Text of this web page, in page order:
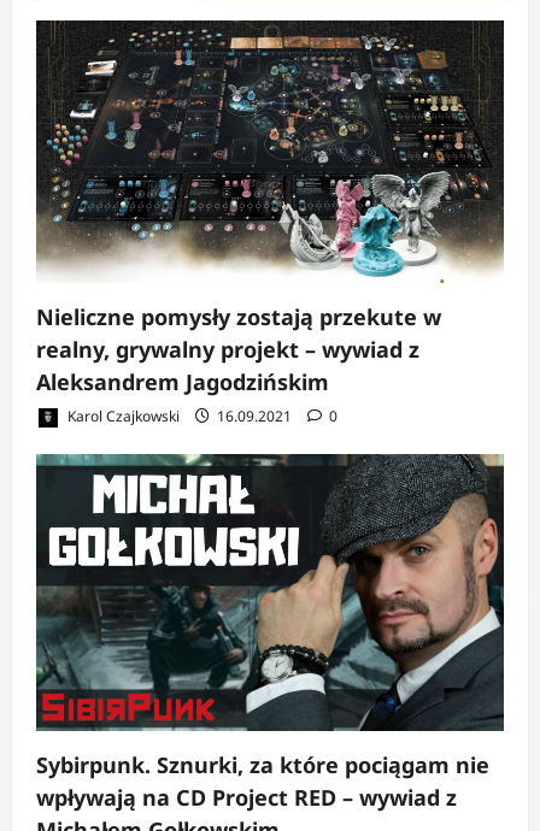
Nieliczne pomysły zostają przekute w
realny, grywalny projekt – wywiad z
Aleksandrem Jagodzińskim
Karol Czajkowski 16.09.2021 0
Sybirpunk. Sznurki, za które pociągam nie
wpływają na CD Project RED – wywiad z